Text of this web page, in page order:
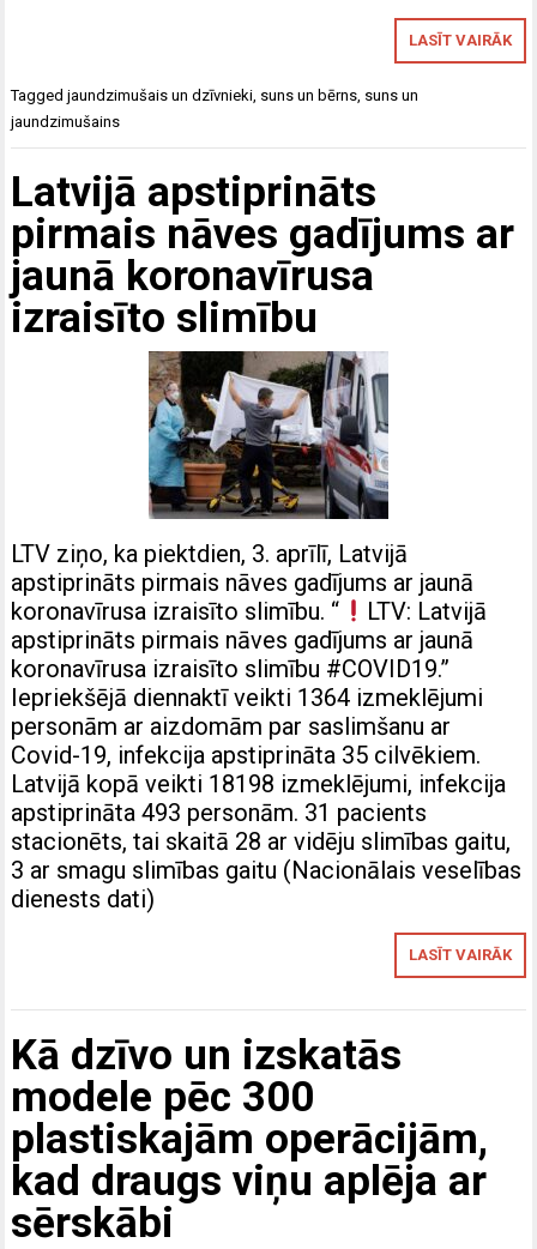
LASĪT VAIRĀK
Taggedjaundzimušais un dzīvnieki suns un bērns suns un
jaundzimušains
Latvijā apstiprināts
pirmais nāves gadījums ar
jaunā koronavīrusa
izraisīto slimību
LTV ziņo, ka piektdien, 3. aprīlī, Latvijā
apstiprināts pirmais nāves gadījums ar jaunā
koronavīrusa izraisīto slimību. “
LTV: Latvijā
apstiprināts pirmais nāves gadījums ar jaunā
koronavīrusa izraisīto slimību #COVID19.”
Iepriekšējā diennaktī veikti 1364 izmeklējumi
personām ar aizdomām par saslimšanu ar
Covid-19, infekcija apstiprināta 35 cilvēkiem.
Latvijā kopā veikti 18198 izmeklējumi, infekcija
apstiprināta 493 personām. 31 pacients
stacionēts, tai skaitā 28 ar vidēju slimības gaitu,
3 ar smagu slimības gaitu (Nacionālais veselības
dienests dati)
LASĪT VAIRĀK
Kā dzīvo un izskatās
modele pēc 300
plastiskajām operācijām,
kad draugs viņu aplēja ar
sērskābi